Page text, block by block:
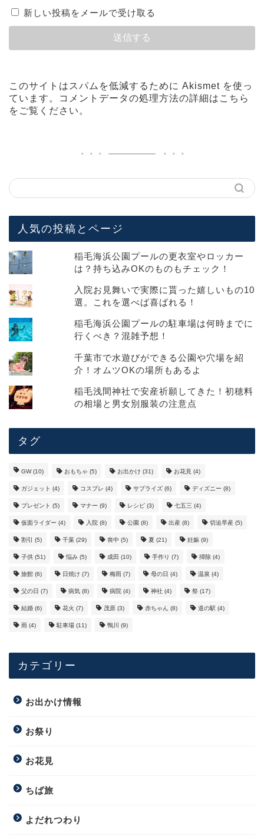
新しい投稿をメールで受け取る
このサイトはスパムを低減するために Akismet を使っ
ています。
コメントデータの処理方法の詳細はこちら
をご覧ください 。
人気の投稿とページ
稲毛海浜公園プールの更衣室やロッカー
は？持ち込みOKのものもチェック！
入院お見舞いで実際に貰った嬉しいもの10
選。これを選べば喜ばれる！
稲毛海浜公園プールの駐車場は何時までに
行くべき？混雑予想！
千葉市で水遊びができる公園や穴場を紹
介！オムツOKの場所もあるよ
稲毛浅間神社で安産祈願してきた！初穂料
の相場と男女別服装の注意点
タグ
GW(10) おもちゃ (5) お出かけ (31) お花見 (4)
ガジェット (4) コスプレ (4) サプライズ (6) ディズニー (8)
プレゼント (5) マナー (9) レシピ (3) 七五三 (4)
仮面ライダー (4) 入院 (8) 公園 (8) 出産 (8) 切迫早産 (5)
割引 (5) 千葉 (29) 喪中 (5) 夏 (21) 妊娠 (9)
子供 (51) 悩み (5) 成田 (10) 手作り (7) 掃除 (4)
旅館 (6) 日焼け (7) 梅雨 (7) 母の日 (4) 温泉 (4)
父の日 (7) 病気 (8) 病院 (4) 神社 (4) 祭 (17)
結婚 (6) 花火 (7) 茂原 (3) 赤ちゃん (8) 道の駅 (4)
雨 (4) 駐車場 (11) 鴨川 (9)
カテゴリー
お出かけ情報
お祭り
お花見
ちば旅
よだれつわり